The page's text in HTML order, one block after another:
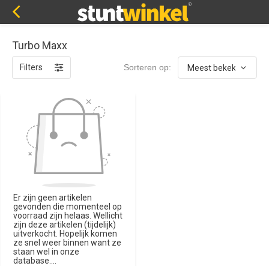
Turbo Maxx
Filters Sorteren op:
Er zijn geen artikelen
gevonden die momenteel op
voorraad zijn helaas. Wellicht
zijn deze artikelen (tijdelijk)
uitverkocht. Hopelijk komen
ze snel weer binnen want ze
staan wel in onze
database....